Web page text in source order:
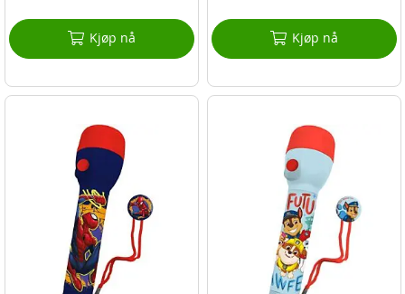
Kjøp nå Kjøp nå